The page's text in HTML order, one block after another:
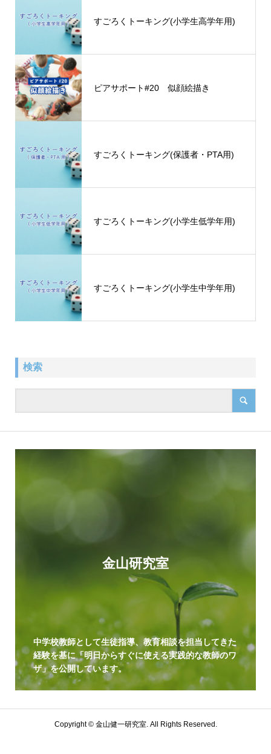
すごろくトーキング(小学生高学年用)
ピアサポート#20 似顔絵描き
すごろくトーキング(保護者・PTA用)
すごろくトーキング(小学生低学年用)
すごろくトーキング(小学生中学年用)
検索
金山研究室
中学校教師として生徒指導、教育相談を担当してきた
経験を基に「明日からすぐに使える実践的な教師のワ
ザ」を公開しています。
Copyright ©金山健一研究室. All Rights Reserved.